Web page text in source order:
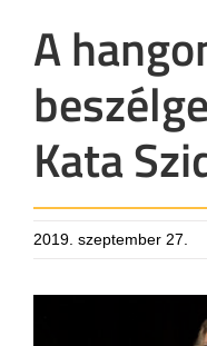
A
Kata
2019. szeptember 27.